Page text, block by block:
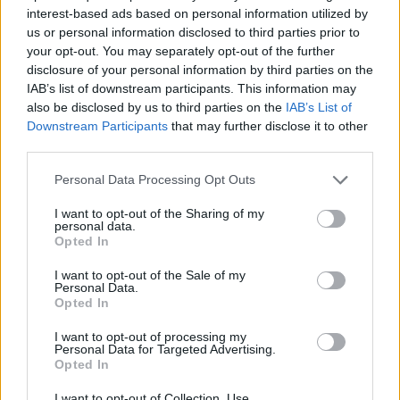
interest-based ads based on personal information utilized by
us or personal information disclosed to third parties prior to
your opt-out. You may separately opt-out of the further
disclosure of your personal information by third parties on the
IAB’s list of downstream participants. This information may
also be disclosed by us to third parties on the IAB’s List of
Downstream Participants that may further disclose it to other
Personal Data Processing Opt Outs
I want to opt-out of the Sharing of my
personal data.
Opted In
I want to opt-out of the Sale of my
Personal Data.
Opted In
I want to opt-out of processing my
Personal Data for Targeted Advertising.
Opted In
07:57
Ο Ζελένσκι ευχαρίστησε την αμερικανική Γερουσία για
το νομοσχέδιο επιβολής κυρώσεων στη Ρωσία
07:51
Θεσσαλονίκη: Άγνωστοι τρύπησαν και δηλητηρίασαν
07:43
εγκαύματα στα πόδια στο σπίτι που τον φρόντιζαν
Στήριξη Τραμπ στον νέο πρόεδρο της Κολομβίας με
«βοήθεια» 1 δισ. δολαρίων
Τα πρωτοσέλιδα των εφημερίδων
07:22